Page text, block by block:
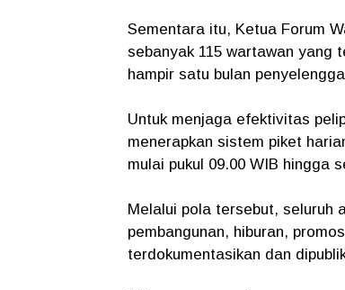
Sementara itu, Ketua Forum
sebanyak 115 wartawan yang
hampir satu bulan
Untuk menjaga efektivitas
menerapkan sistem piket
mulai pukul 09.00 WIB hingga
Melalui pola tersebut, seluruh
pembangunan, hiburan,
terdokumentasikan dan